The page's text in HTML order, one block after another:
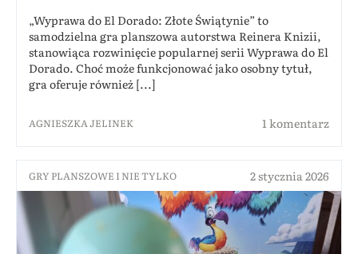
„Wyprawa do El Dorado: Złote Świątynie” to
samodzielna gra planszowa autorstwa Reinera Knizii,
stanowiąca rozwinięcie popularnej serii Wyprawa do El
Dorado. Choć może funkcjonować jako osobny tytuł,
gra oferuje również [...]
AGNIESZKA JELINEK 1 komentarz
GRY PLANSZOWE I NIE TYLKO 2 stycznia 2026